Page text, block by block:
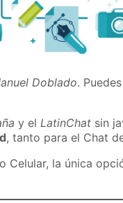
Doblado.
y elLatinChat sin
, tanto para el Chat
Celular, la única